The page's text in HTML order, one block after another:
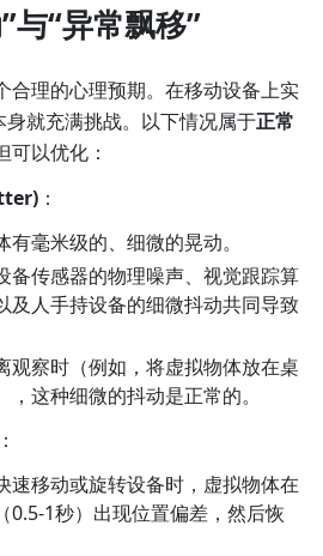
与“异常飘移”
合理的心理预期。在移动设备上实
就充满挑战。以下情况属于正常
可以优化：
：
有毫米级的、细微的晃动。
备传感器的物理噪声、视觉跟踪算
及人手持设备的细微抖动共同导致
观察时（例如，将虚拟物体放在桌
，这种细微的抖动是正常的。
：
速移动或旋转设备时，虚拟物体在
0.5-1秒）出现位置偏差，然后恢